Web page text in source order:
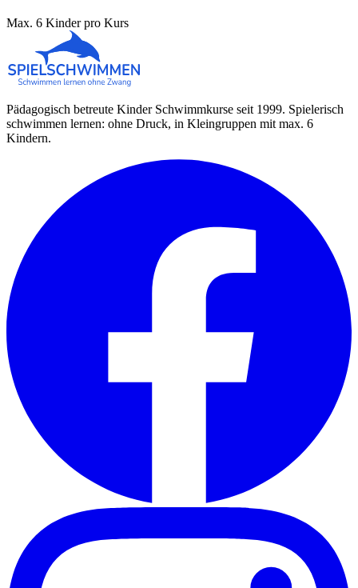
Max. 6 Kinder pro Kurs
Pädagogisch betreute Kinder Schwimmkurse seit 1999. Spielerisch
schwimmen lernen: ohne Druck, in Kleingruppen mit max. 6
Kindern.